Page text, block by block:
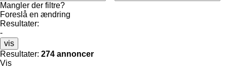
Mangler der filtre?
Foreslå en ændring
Resultater:
-
vis
Resultater: 274 annoncer
Vis